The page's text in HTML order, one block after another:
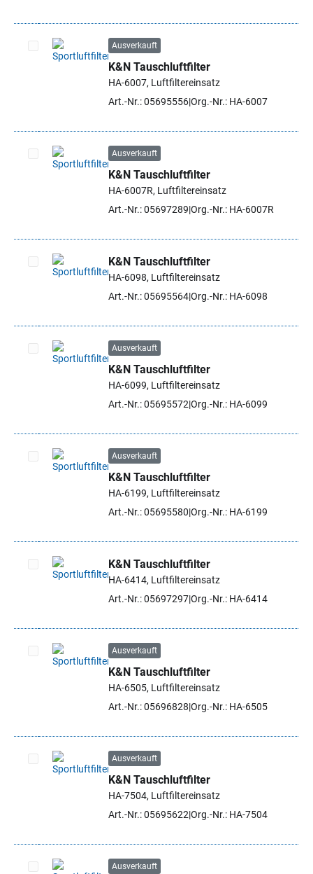
Artikel auswählen
Ausverkauft
K&N Tauschluftfilter
HA-6007, Luftfiltereinsatz
Art.-Nr.: 05695556Org.-Nr.: HA-6007
Artikel auswählen
Ausverkauft
K&N Tauschluftfilter
HA-6007R, Luftfiltereinsatz
Art.-Nr.: 05697289 Org.-Nr.: HA-6007R
Artikel auswählen
K&N Tauschluftfilter
HA-6098, Luftfiltereinsatz
Art.-Nr.: 05695564Org.-Nr.: HA-6098
Artikel auswählen
Ausverkauft
K&N Tauschluftfilter
HA-6099, Luftfiltereinsatz
Art.-Nr.: 05695572 Org.-Nr.: HA-6099
Artikel auswählen
Ausverkauft
K&N Tauschluftfilter
HA-6199, Luftfiltereinsatz
Art.-Nr.: 05695580 Org.-Nr.: HA-6199
Artikel auswählen
K&N Tauschluftfilter
HA-6414, Luftfiltereinsatz
Art.-Nr.: 05697297Org.-Nr.: HA-6414
Artikel auswählen
Ausverkauft
K&N Tauschluftfilter
HA-6505, Luftfiltereinsatz
Art.-Nr.: 05696828 Org.-Nr.: HA-6505
Artikel auswählen
Ausverkauft
K&N Tauschluftfilter
HA-7504, Luftfiltereinsatz
Art.-Nr.: 05695622 Org.-Nr.: HA-7504
Ausverkauft